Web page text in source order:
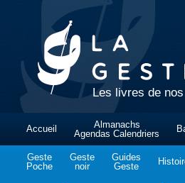
Les livres de
Accueil
Almanachs
Agendas Calendriers
Geste
Poche
Geste
noir
Guides
Geste